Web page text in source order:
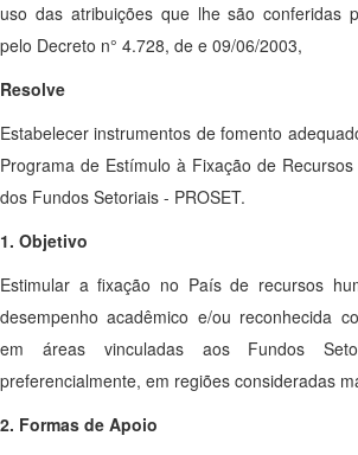
uso das atribuições que lhe são conferidas
pelo Decreto n° 4.728, de e 09/06/2003,
Resolve
Estabelecer instrumentos de fomento
Programa de Estímulo à Fixação de
dos Fundos Setoriais - PROSET.
1. Objetivo
Estimular a fixação no País de recursos
desempenho acadêmico e/ou reconhecida
em áreas vinculadas aos Fundos
preferencialmente, em regiões consideradas
2. Formas de Apoio